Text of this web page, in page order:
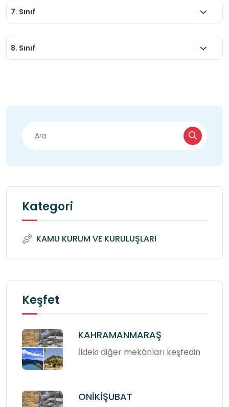
7. Sınıf
8. Sınıf
Kategori
KAMU KURUM VE KURULUŞLARI
Keşfet
KAHRAMANMARAŞ
İldeki diğer mekânları keşfedin
ONİKİŞUBAT